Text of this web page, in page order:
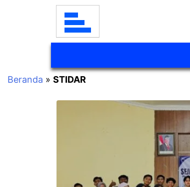
Beranda » STIDAR